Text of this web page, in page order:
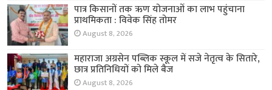
पात्र किसानों तक ऋण योजनाओं का लाभ पहुंचाना
प्राथमिकता : विवेक सिंह तोमर
August 8, 2026
महाराजा अग्रसेन पब्लिक स्कूल में सजे नेतृत्व के सितारे,
छात्र प्रतिनिधियों को मिले बैज
August 8, 2026